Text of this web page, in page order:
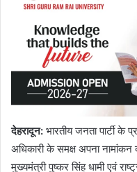
देहरादून: भारतीय जनता पार्टी के
अधिकारी के समक्ष अपना
मुख्यमंत्री पुष्कर सिंह धामी एवं